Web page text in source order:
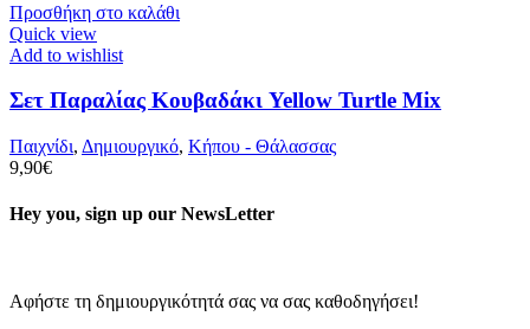
Προσθήκη στο καλάθι
Quick view
Add to wishlist
Σετ Παραλίας Κουβαδάκι Yellow Turtle Mix
Παιχνίδι, Δημιουργικό, Κήπου - Θάλασσας
9,90€
Hey you, sign up our NewsLetter
Αφήστε τη δημιουργικότητά σας να σας καθοδηγήσει!